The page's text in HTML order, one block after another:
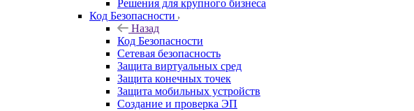
Решения для крупного бизнеса
Код Безопасности
Назад
Код Безопасности
Сетевая безопасность
Защита виртуальных сред
Защита конечных точек
Защита мобильных устройств
Создание и проверка ЭП